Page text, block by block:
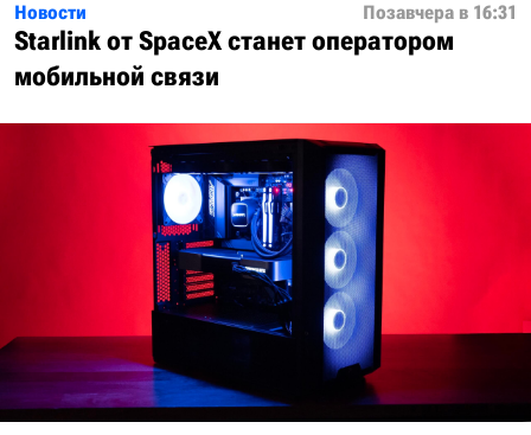
Новости Позавчера в 16:31
Starlink от SpaceX станет оператором
мобильной связи